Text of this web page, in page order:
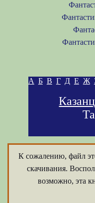
А Б В Г Д Е Ж
К сожалению, файл
скачивания.
возможно, эта